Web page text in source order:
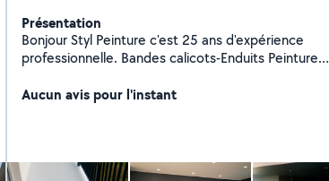
Présentation
Bonjour Styl Peinture c'est 25 ans d'expérience
professionnelle. Bandes calicots-Enduits Peinture
Décoration. Neuf où Rénovation Je reste à votre
Aucun avis pour l'instant